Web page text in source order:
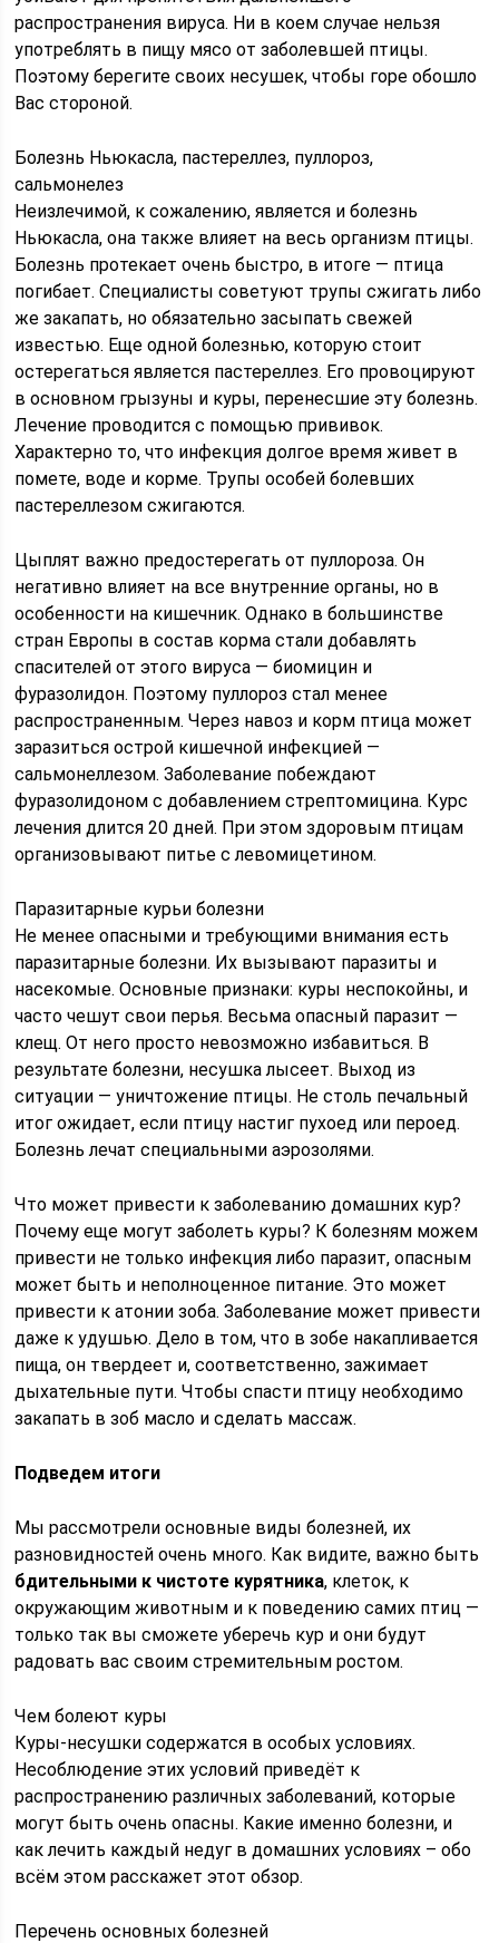
распространения вируса. Ни в коем случае нельзя
употреблять в пищу мясо от заболевшей птицы.
Поэтому берегите своих несушек, чтобы горе обошло
Вас стороной.
Болезнь Ньюкасла, пастереллез, пуллороз,
сальмонелез
Неизлечимой, к сожалению, является и болезнь
Ньюкасла, она также влияет на весь организм птицы.
Болезнь протекает очень быстро, в итоге — птица
погибает. Специалисты советуют трупы сжигать либо
же закапать, но обязательно засыпать свежей
известью. Еще одной болезнью, которую стоит
остерегаться является пастереллез. Его провоцируют
в основном грызуны и куры, перенесшие эту болезнь.
Лечение проводится с помощью прививок.
Характерно то, что инфекция долгое время живет в
помете, воде и корме. Трупы особей болевших
пастереллезом сжигаются.
Цыплят важно предостерегать от пуллороза. Он
негативно влияет на все внутренние органы, но в
особенности на кишечник. Однако в большинстве
стран Европы в состав корма стали добавлять
спасителей от этого вируса — биомицин и
фуразолидон. Поэтому пуллороз стал менее
распространенным. Через навоз и корм птица может
заразиться острой кишечной инфекцией —
сальмонеллезом. Заболевание побеждают
фуразолидоном с добавлением стрептомицина. Курс
лечения длится 20 дней. При этом здоровым птицам
организовывают питье с левомицетином.
Паразитарные курьи болезни
Не менее опасными и требующими внимания есть
паразитарные болезни. Их вызывают паразиты и
насекомые. Основные признаки: куры неспокойны, и
часто чешут свои перья. Весьма опасный паразит —
клещ. От него просто невозможно избавиться. В
результате болезни, несушка лысеет. Выход из
ситуации — уничтожение птицы. Не столь печальный
итог ожидает, если птицу настиг пухоед или пероед.
Болезнь лечат специальными аэрозолями.
Что может привести к заболеванию домашних кур?
Почему еще могут заболеть куры? К болезням можем
привести не только инфекция либо паразит, опасным
может быть и неполноценное питание. Это может
привести к атонии зоба. Заболевание может привести
даже к удушью. Дело в том, что в зобе накапливается
пища, он твердеет и, соответственно, зажимает
дыхательные пути. Чтобы спасти птицу необходимо
закапать в зоб масло и сделать массаж.
Подведем итоги
Мы рассмотрели основные виды болезней, их
разновидностей очень много. Как видите, важно быть
бдительными к чистоте курятника, клеток, к
окружающим животным и к поведению самих птиц —
только так вы сможете уберечь кур и они будут
радовать вас своим стремительным ростом.
Чем болеют куры
Куры-несушки содержатся в особых условиях.
Несоблюдение этих условий приведёт к
распространению различных заболеваний, которые
могут быть очень опасны. Какие именно болезни, и
как лечить каждый недуг в домашних условиях – обо
всём этом расскажет этот обзор.
Перечень основных болезней